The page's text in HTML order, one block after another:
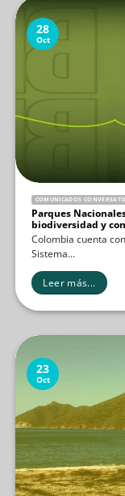
COMUNICADOS
Parques
biodiversidad y
Colombia cuenta
Sistema...
Leer más...
28
Oct
23
Oct